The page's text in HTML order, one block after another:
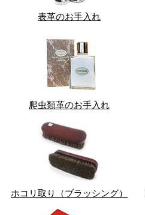
表革のお手入れ
爬虫類革のお手入れ
ホコリ取り（ブラッシング）